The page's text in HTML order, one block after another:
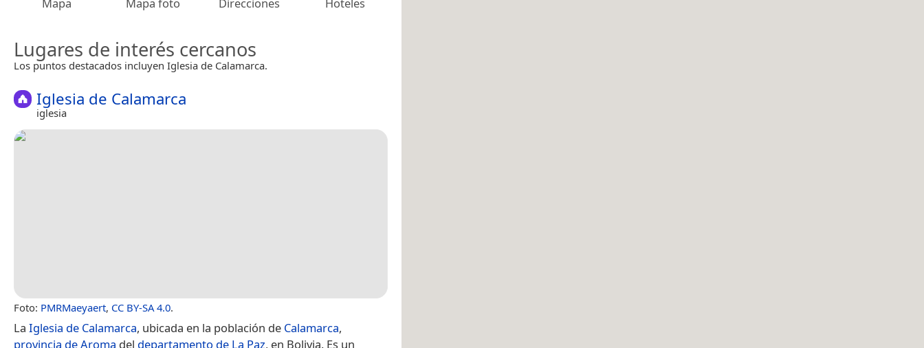
Lugares de interés cercanos
Los puntos destacados incluyen Iglesia de Calamarca.
Iglesia de Calamarca
iglesia
Foto: PMRMaeyaert, CC BY-SA 4.0.
La Iglesia de Calamarca, ubicada en la población de Calamarca,
provincia de Aroma del departamento de La Paz, en Bolivia. Es un